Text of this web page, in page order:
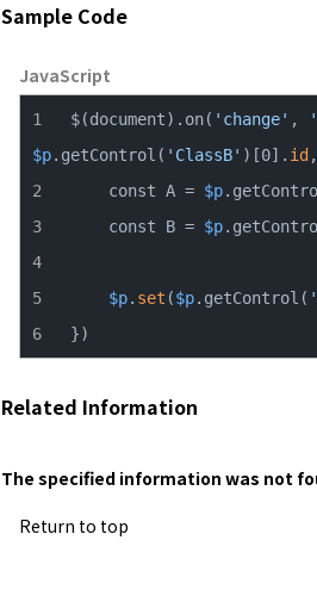
Sample Code
JavaScript
$(document).on( 'change' ,
$p.getControl( 'ClassB' )[0]. id ,
    const A =
$p
    const B =
$p
$p. set ($p.getControl(
})
Related Information
The specified information was not
Return to top